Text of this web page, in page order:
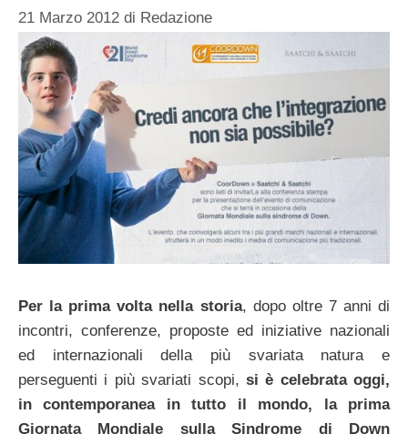
21 Marzo 2012 di Redazione
Per la prima volta nella storia, dopo oltre 7 anni di
incontri, conferenze, proposte ed iniziative nazionali
ed internazionali della più svariata natura e
perseguenti i più svariati scopi, si è celebrata oggi,
in contemporanea in tutto il mondo, la prima
Giornata Mondiale sulla Sindrome di Down